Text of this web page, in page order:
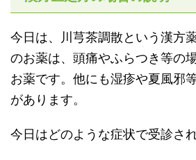
今日は、川芎茶調散という漢方
のお薬は、頭痛やふらつき等の
お薬です。他にも湿疹や夏風邪
があります。
今日はどのような症状で受診さ